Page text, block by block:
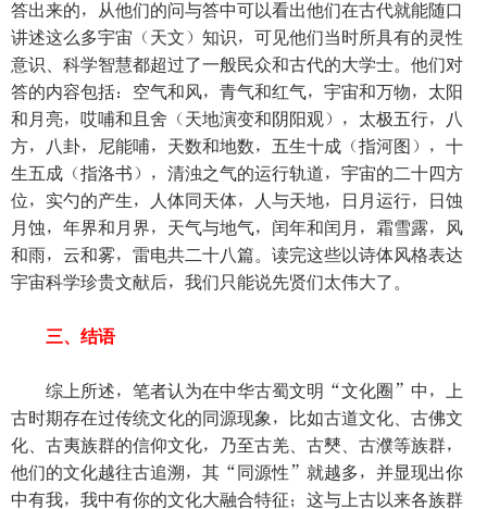
答出来的，从他们的问与答中可以看出他们在古代就能随口
讲述这么多宇宙（天文）知识，可见他们当时所具有的灵性
意识、科学智慧都超过了一般民众和古代的大学士。他们对
答的内容包括：空气和风，青气和红气，宇宙和万物，太阳
和月亮，哎哺和且舍（天地演变和阴阳观），太极五行，八
方，八卦，尼能哺，天数和地数，五生十成（指河图），十
生五成（指洛书），清浊之气的运行轨道，宇宙的二十四方
位，实勺的产生，人体同天体，人与天地，日月运行，日蚀
月蚀，年界和月界，天气与地气，闰年和闰月，霜雪露，风
和雨，云和雾，雷电共二十八篇。读完这些以诗体风格表达
宇宙科学珍贵文献后，我们只能说先贤们太伟大了。
三、结语
综上所述，笔者认为在中华古蜀文明“文化圈”中，上
古时期存在过传统文化的同源现象，比如古道文化、古佛文
化、古夷族群的信仰文化，乃至古羌、古僰、古濮等族群，
他们的文化越往古追溯，其“同源性”就越多，并显现出你
中有我，我中有你的文化大融合特征；这与上古以来各族群